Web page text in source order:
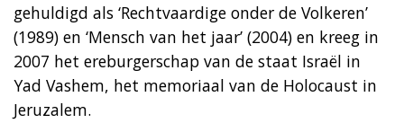
gehuldigd als ‘Rechtvaardige onder de Volkeren’
(1989) en ‘Mensch van het jaar’ (2004) en kreeg in
2007 het ereburgerschap van de staat Israël in
Yad Vashem, het memoriaal van de Holocaust in
Jeruzalem.